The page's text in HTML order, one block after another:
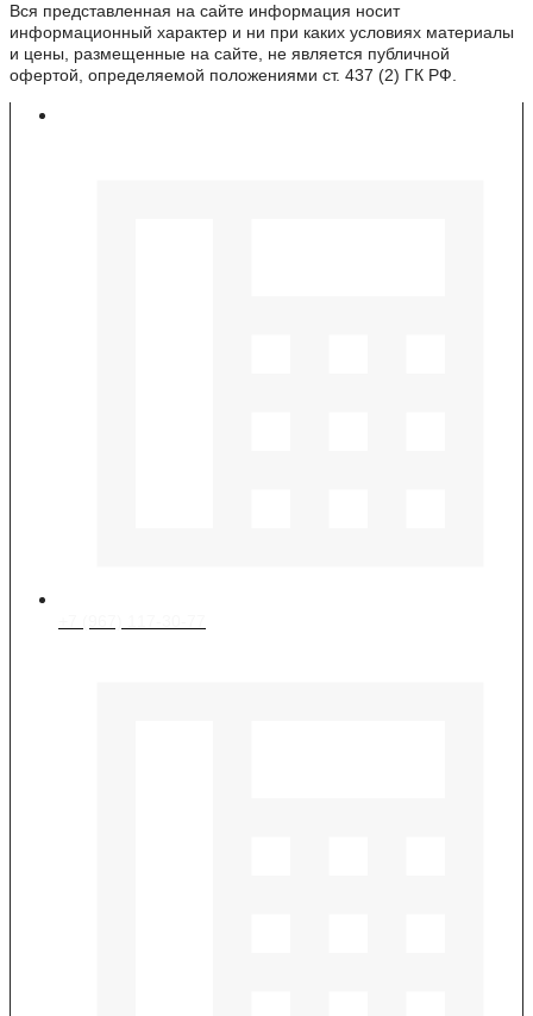
Вся представленная на сайте информация носит
информационный характер и ни при каких условиях материалы
и цены, размещенные на сайте, не является публичной
офертой, определяемой положениями ст. 437 (2) ГК РФ.